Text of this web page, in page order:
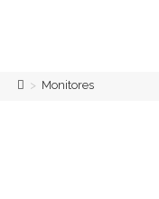
> Monitores